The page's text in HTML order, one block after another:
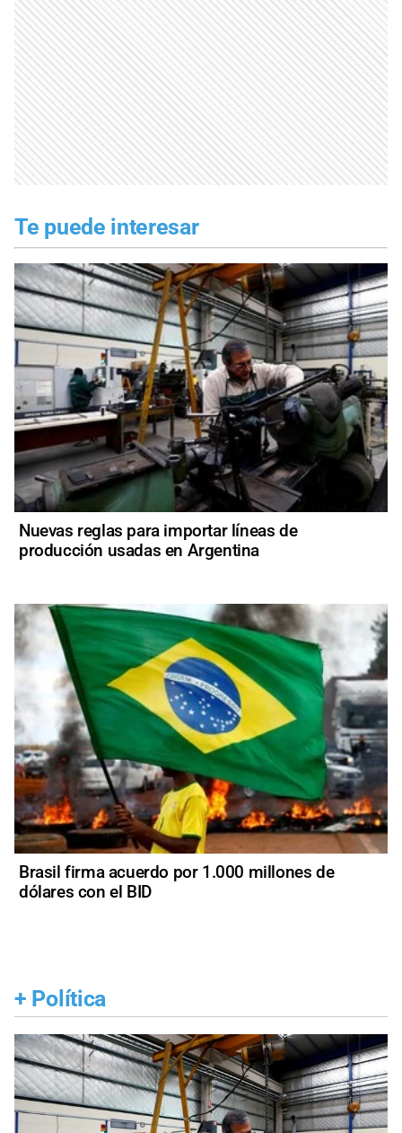
Te puede interesar
Nuevas reglas para importar líneas de
producción usadas en Argentina
Brasil firma acuerdo por 1.000 millones de
dólares con el BID
+ Política